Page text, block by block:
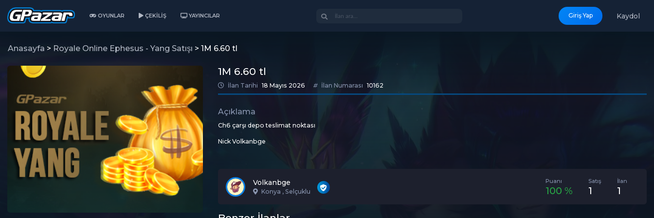
OYUNLAR ÇEKILIŞ YAYINCILAR Giriş Yap Kaydol
Anasayfa > Royale Online Ephesus - Yang Satışı > 1M 6.60 tl
1M 6.60 tl
İlan Tarihi 18 Mayıs 2026 İlan Numarası 10162
Açıklama
Ch6 çarşı depo teslimat noktası
Nick Volkanbge
Volkanbge
Konya , Selçuklu
Puanı
100 %
Satış
1
İlan
1